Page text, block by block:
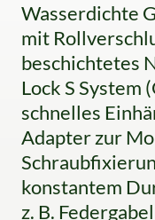
Wasserdichte
mit
beschichtetes
Lock S System
schnelles
Adapter zur
konstantem
z. B.